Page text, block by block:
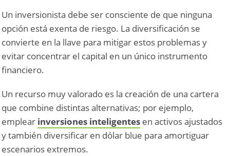
Un inversionista debe ser consciente de que ninguna
opción está exenta de riesgo. La diversificación se
convierte en la llave para mitigar estos problemas y
evitar concentrar el capital en un único instrumento
financiero.
Un recurso muy valorado es la creación de una cartera
que combine distintas alternativas; por ejemplo,
emplear inversiones inteligentes en activos ajustados
y también diversificar en dólar blue para amortiguar
escenarios extremos.